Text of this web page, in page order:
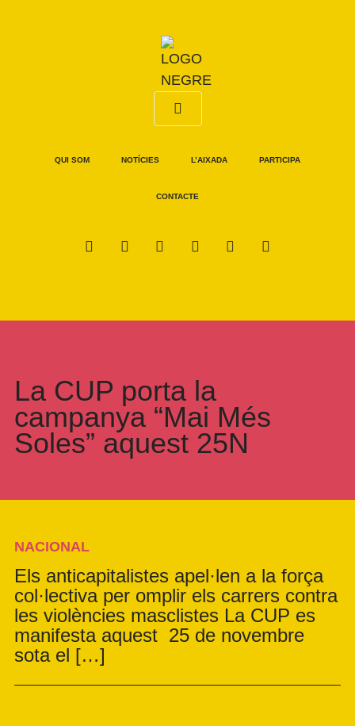
QUI SOM NOTÍCIES L’AIXADA PARTICIPA
CONTACTE
La CUP porta la
campanya “Mai Més
Soles” aquest 25N
NACIONAL
Els anticapitalistes apel·len a la força
col·lectiva per omplir els carrers contra
les violències masclistes La CUP es
manifesta aquest 25 de novembre
sota el […]